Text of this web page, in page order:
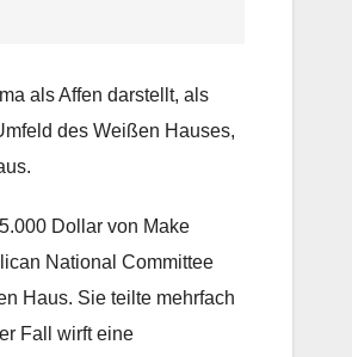
als Affen darstellt, als
des Weißen Hauses,
Dollar von Make
National Committee
Haus. Sie teilte mehrfach
Fall wirft eine